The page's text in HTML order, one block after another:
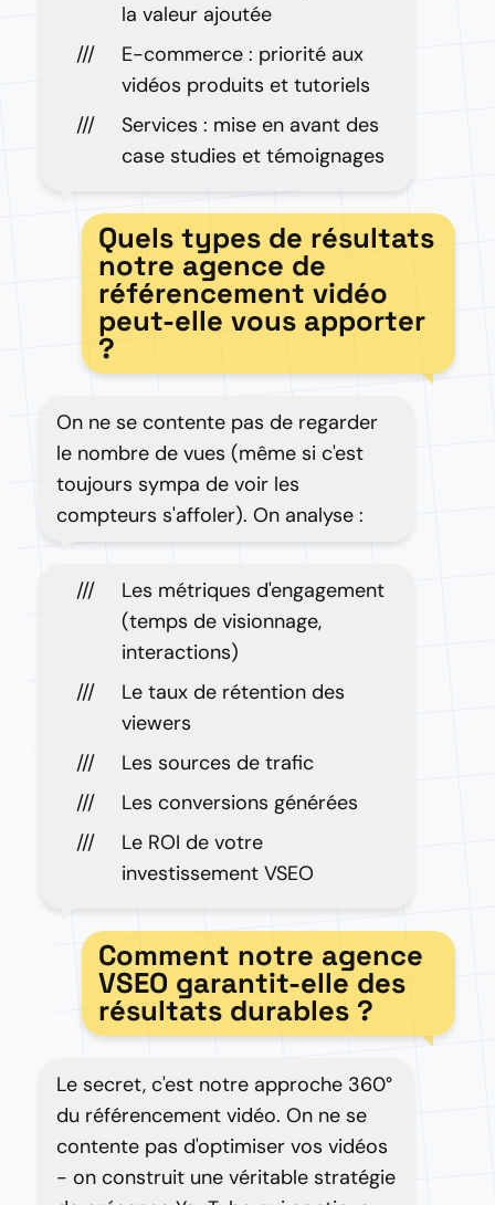
la valeur ajoutée
E-commerce : priorité aux
vidéos produits et tutoriels
Services : mise en avant des
case studies et témoignages
Quels types de résultats
notre agence de
référencement vidéo
peut-elle vous apporter
?
On ne se contente pas de regarder
le nombre de vues (même si c'est
toujours sympa de voir les
compteurs s'affoler). On analyse :
Les métriques d'engagement
(temps de visionnage,
interactions)
Le taux de rétention des
viewers
Les sources de trafic
Les conversions générées
Le ROI de votre
investissement VSEO
Comment notre agence
VSEO garantit-elle des
résultats durables ?
Le secret, c'est notre approche 360°
du référencement vidéo. On ne se
contente pas d'optimiser vos vidéos
- on construit une véritable stratégie